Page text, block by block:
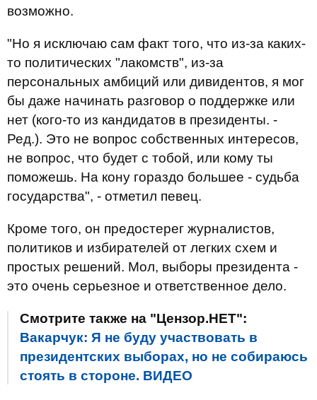
возможно.
"Но я исключаю сам факт того, что из-за каких-
то политических "лакомств", из-за
персональных амбиций или дивидентов, я мог
бы даже начинать разговор о поддержке или
нет (кого-то из кандидатов в президенты. -
Ред.). Это не вопрос собственных интересов,
не вопрос, что будет с тобой, или кому ты
поможешь. На кону гораздо большее - судьба
государства", - отметил певец.
Кроме того, он предостерег журналистов,
политиков и избирателей от легких схем и
простых решений. Мол, выборы президента -
это очень серьезное и ответственное дело.
Смотрите также на "Цензор.НЕТ":
Вакарчук: Я не буду участвовать в
президентских выборах, но не собираюсь
стоять в стороне. ВИДЕО